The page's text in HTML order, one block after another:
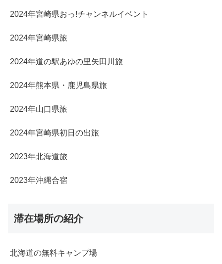
2024年宮崎県おっ!チャンネルイベント
2024年宮崎県旅
2024年道の駅あゆの里矢田川旅
2024年熊本県・鹿児島県旅
2024年山口県旅
2024年宮崎県初日の出旅
2023年北海道旅
2023年沖縄合宿
滞在場所の紹介
北海道の無料キャンプ場